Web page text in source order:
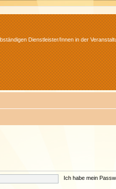
Dienstleister/Innen in der
Ich habe mein